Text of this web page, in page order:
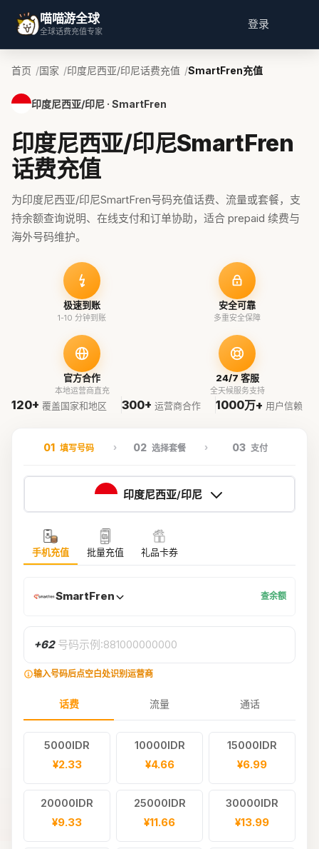
喵喵游全球
全球话费充值专家
登录
首页 国家 印度尼西亚/印尼话费充值 SmartFren充值
印度尼西亚/印尼 · SmartFren
印度尼西亚/印尼SmartFren
话费充值
为印度尼西亚/印尼SmartFren号码充值话费、流量或套餐，支
持余额查询说明、在线支付和订单协助，适合 prepaid 续费与
海外号码维护。
极速到账
1-10 分钟到账
安全可靠
多重安全保障
官方合作
本地运营商直充
24/7 客服
全天候服务支持
120+ 覆盖国家和地区 300+ 运营商合作 1000万+ 用户信赖
01 填写号码 02 选择套餐 03 支付
印度尼西亚/印尼
手机充值 批量充值 礼品卡券
SmartFren 查余额
+62 号码示例:881000000000
输入号码后点空白处识别运营商
话费 流量 通话
5000IDR
¥2.33
10000IDR
¥4.66
15000IDR
¥6.99
20000IDR
¥9.33
25000IDR
¥11.66
30000IDR
¥13.99